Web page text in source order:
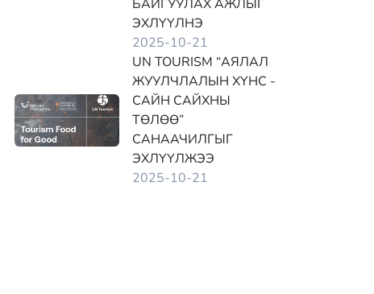
БАЙГУУЛАХ АЖЛЫГ
ЭХЛҮҮЛНЭ
2025-10-21
UN TOURISM “АЯЛАЛ
ЖУУЛЧЛАЛЫН ХҮНС -
САЙН САЙХНЫ
ТӨЛӨӨ”
САНААЧИЛГЫГ
ЭХЛҮҮЛЖЭЭ
2025-10-21